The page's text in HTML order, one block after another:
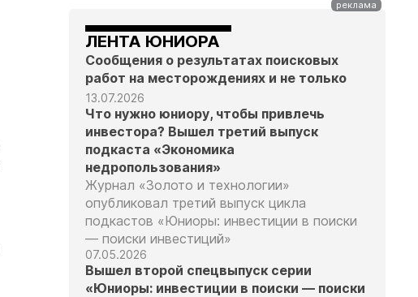
ЛЕНТА ЮНИОРА
Сообщения о результатах поисковых
работ на месторождениях и не только
13.07.2026
Что нужно юниору, чтобы привлечь
инвестора? Вышел третий выпуск
подкаста «Экономика
недропользования»
Журнал «Золото и технологии»
опубликовал третий выпуск цикла
подкастов «Юниоры: инвестиции в поиски
— поиски инвестиций»
07.05.2026
Вышел второй спецвыпуск серии
«Юниоры: инвестиции в поиски — поиски